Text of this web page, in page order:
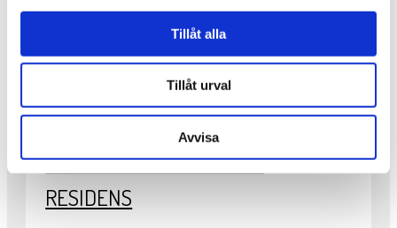
Tillåt alla
Tillåt urval
Avvisa
och jobbar med i Arvsfondsprojektet KRAM.
Boka in fredag 22 maj kl. 18.00 för då blir det
ANSÖKNINGAR TILL VÅRT
RESIDENS